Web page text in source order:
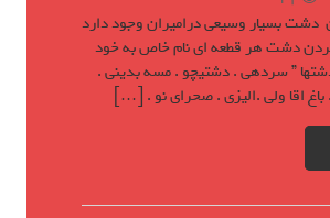
بسیار وسیعی درامیران وجود دارد
کردن دشت هر قطعه ای نام خاص به خود
دشتها ” سردهی . دشتیچو . مسه بدینی .
باغ اقا ولی .الیزی . صحرای نو . […]